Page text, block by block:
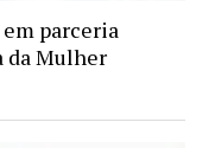
parceria
da Mulher